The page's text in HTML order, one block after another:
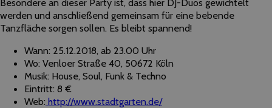
werden und anschließend gemeinsam für eine bebende
Tanzfläche sorgen sollen. Es bleibt spannend!
Wann: 25.12.2018, ab 23.00 Uhr
Wo: Venloer Straße 40, 50672 Köln
Musik: House, Soul, Funk & Techno
Eintritt: 8 €
Web: http://www.stadtgarten.de/